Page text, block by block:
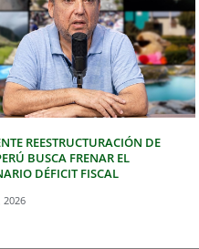
REESTRUCTURACIÓN DE
BUSCA FRENAR EL
DÉFICIT FISCAL
2026